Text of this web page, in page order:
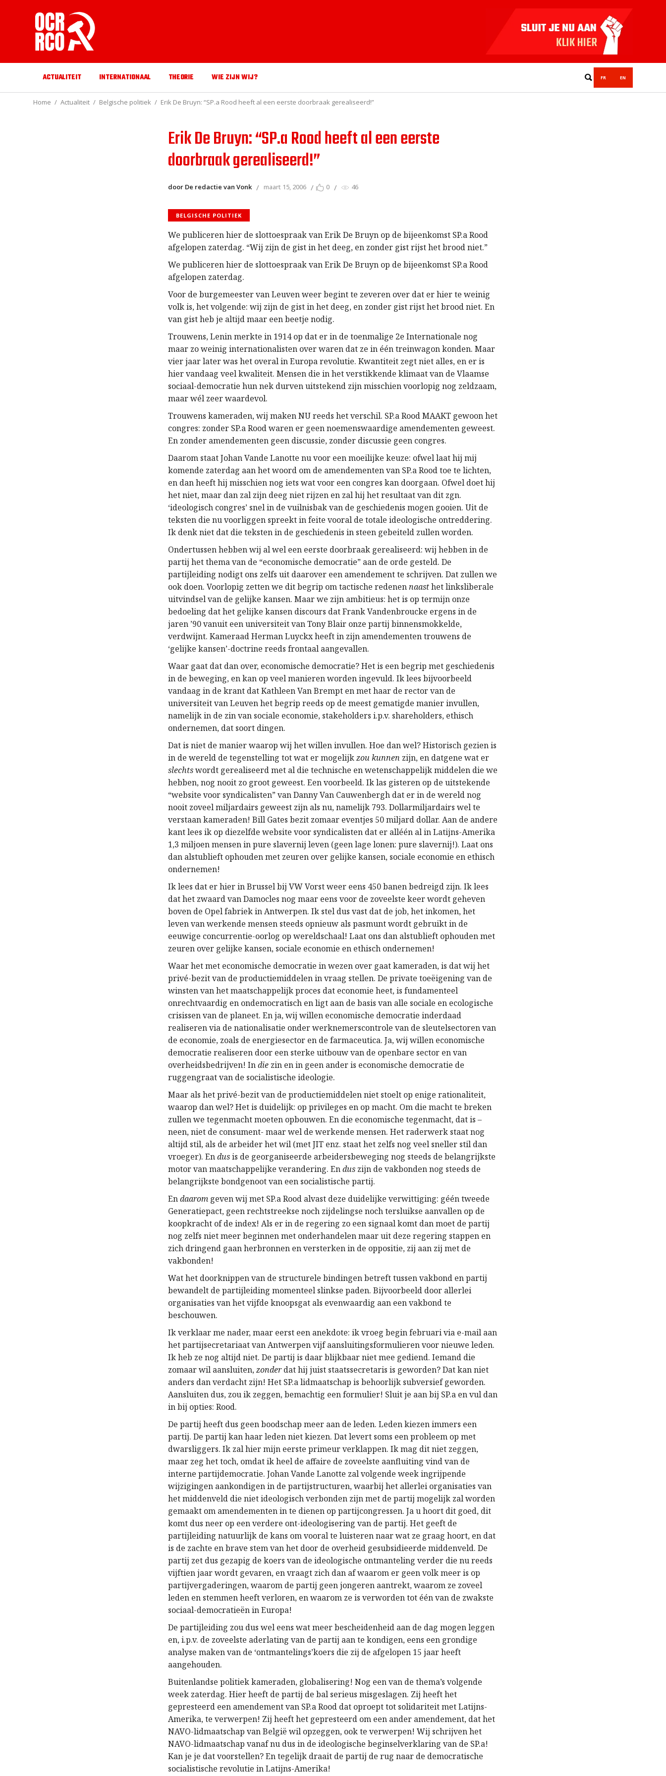
ACTUALITEIT INTERNATIONAAL THEORIE WIE ZIJN WIJ? FR EN
Home Actualiteit Belgische politiek Erik De Bruyn: “SP.a Rood heeft al een eerste doorbraak gerealiseerd!”
Erik De Bruyn: “SP.a Rood heeft al een eerste
doorbraak gerealiseerd!”
door De redactie van Vonk maart 15, 2006 0 46
BELGISCHE POLITIEK
We publiceren hier de slottoespraak van Erik De Bruyn op de bijeenkomst SP.a Rood
afgelopen zaterdag. “Wij zijn de gist in het deeg, en zonder gist rijst het brood niet.”
We publiceren hier de slottoespraak van Erik De Bruyn op de bijeenkomst SP.a Rood
afgelopen zaterdag.
Voor de burgemeester van Leuven weer begint te zeveren over dat er hier te weinig
volk is, het volgende: wij zijn de gist in het deeg, en zonder gist rijst het brood niet. En
van gist heb je altijd maar een beetje nodig.
Trouwens, Lenin merkte in 1914 op dat er in de toenmalige 2e Internationale nog
maar zo weinig internationalisten over waren dat ze in één treinwagon konden. Maar
vier jaar later was het overal in Europa revolutie. Kwantiteit zegt niet alles, en er is
hier vandaag veel kwaliteit. Mensen die in het verstikkende klimaat van de Vlaamse
sociaal-democratie hun nek durven uitstekend zijn misschien voorlopig nog zeldzaam,
maar wél zeer waardevol.
Trouwens kameraden, wij maken NU reeds het verschil. SP.a Rood MAAKT gewoon het
congres: zonder SP.a Rood waren er geen noemenswaardige amendementen geweest.
En zonder amendementen geen discussie, zonder discussie geen congres.
Daarom staat Johan Vande Lanotte nu voor een moeilijke keuze: ofwel laat hij mij
komende zaterdag aan het woord om de amendementen van SP.a Rood toe te lichten,
en dan heeft hij misschien nog iets wat voor een congres kan doorgaan. Ofwel doet hij
het niet, maar dan zal zijn deeg niet rijzen en zal hij het resultaat van dit zgn.
‘ideologisch congres’ snel in de vuilnisbak van de geschiedenis mogen gooien. Uit de
teksten die nu voorliggen spreekt in feite vooral de totale ideologische ontreddering.
Ik denk niet dat die teksten in de geschiedenis in steen gebeiteld zullen worden.
Ondertussen hebben wij al wel een eerste doorbraak gerealiseerd: wij hebben in de
partij het thema van de “economische democratie” aan de orde gesteld. De
partijleiding nodigt ons zelfs uit daarover een amendement te schrijven. Dat zullen we
ook doen. Voorlopig zetten we dit begrip om tactische redenennaasthet linksliberale
uitvindsel van de gelijke kansen. Maar we zijn ambitieus: het is op termijn onze
bedoeling dat het gelijke kansen discours dat Frank Vandenbroucke ergens in de
jaren ’90 vanuit een universiteit van Tony Blair onze partij binnensmokkelde,
verdwijnt. Kameraad Herman Luyckx heeft in zijn amendementen trouwens de
‘gelijke kansen’-doctrine reeds frontaal aangevallen.
Waar gaat dat dan over, economische democratie? Het is een begrip met geschiedenis
in de beweging, en kan op veel manieren worden ingevuld. Ik lees bijvoorbeeld
vandaag in de krant dat Kathleen Van Brempt en met haar de rector van de
universiteit van Leuven het begrip reeds op de meest gematigde manier invullen,
namelijk in de zin van sociale economie, stakeholders i.p.v. shareholders, ethisch
ondernemen, dat soort dingen.
Dat is niet de manier waarop wij het willen invullen. Hoe dan wel? Historisch gezien is
in de wereld de tegenstelling tot wat er mogelijkzou kunnen zijn, en datgene wat er
slechtswordt gerealiseerd met al die technische en wetenschappelijk middelen die we
hebben, nog nooit zo groot geweest. Een voorbeeld. Ik las gisteren op de uitstekende
“website voor syndicalisten” van Danny Van Cauwenbergh dat er in de wereld nog
nooit zoveel miljardairs geweest zijn als nu, namelijk 793. Dollarmiljardairs wel te
verstaan kameraden! Bill Gates bezit zomaar eventjes 50 miljard dollar. Aan de andere
kant lees ik op diezelfde website voor syndicalisten dat er alléén al in Latijns-Amerika
1,3 miljoen mensen in pure slavernij leven (geen lage lonen: pure slavernij!). Laat ons
dan alstublieft ophouden met zeuren over gelijke kansen, sociale economie en ethisch
ondernemen!
Ik lees dat er hier in Brussel bij VW Vorst weer eens 450 banen bedreigd zijn. Ik lees
dat het zwaard van Damocles nog maar eens voor de zoveelste keer wordt geheven
boven de Opel fabriek in Antwerpen. Ik stel dus vast dat de job, het inkomen, het
leven van werkende mensen steeds opnieuw als pasmunt wordt gebruikt in de
eeuwige concurrentie-oorlog op wereldschaal! Laat ons dan alstublieft ophouden met
zeuren over gelijke kansen, sociale economie en ethisch ondernemen!
Waar het met economische democratie in wezen over gaat kameraden, is dat wij het
privé-bezit van de productiemiddelen in vraag stellen. De private toeëigening van de
winsten van het maatschappelijk proces dat economie heet, is fundamenteel
onrechtvaardig en ondemocratisch en ligt aan de basis van alle sociale en ecologische
crisissen van de planeet. En ja, wij willen economische democratie inderdaad
realiseren via de nationalisatie onder werknemerscontrole van de sleutelsectoren van
de economie, zoals de energiesector en de farmaceutica. Ja, wij willen economische
democratie realiseren door een sterke uitbouw van de openbare sector en van
overheidsbedrijven! Indie zin en in geen ander is economische democratie de
ruggengraat van de socialistische ideologie.
Maar als het privé-bezit van de productiemiddelen niet stoelt op enige rationaliteit,
waarop dan wel? Het is duidelijk: op privileges en op macht. Om die macht te breken
zullen we tegenmacht moeten opbouwen. En die economische tegenmacht, dat is –
neen, niet de consument- maar wel de werkende mensen. Het raderwerk staat nog
altijd stil, als de arbeider het wil (met JIT enz. staat het zelfs nog veel sneller stil dan
vroeger). Endusis de georganiseerde arbeidersbeweging nog steeds de belangrijkste
motor van maatschappelijke verandering. Endus zijn de vakbonden nog steeds de
belangrijkste bondgenoot van een socialistische partij.
Endaarom geven wij met SP.a Rood alvast deze duidelijke verwittiging: géén tweede
Generatiepact, geen rechtstreekse noch zijdelingse noch tersluikse aanvallen op de
koopkracht of de index! Als er in de regering zo een signaal komt dan moet de partij
nog zelfs niet meer beginnen met onderhandelen maar uit deze regering stappen en
zich dringend gaan herbronnen en versterken in de oppositie, zij aan zij met de
vakbonden!
Wat het doorknippen van de structurele bindingen betreft tussen vakbond en partij
bewandelt de partijleiding momenteel slinkse paden. Bijvoorbeeld door allerlei
organisaties van het vijfde knoopsgat als evenwaardig aan een vakbond te
beschouwen.
Ik verklaar me nader, maar eerst een anekdote: ik vroeg begin februari via e-mail aan
het partijsecretariaat van Antwerpen vijf aansluitingsformulieren voor nieuwe leden.
Ik heb ze nog altijd niet. De partij is daar blijkbaar niet mee gediend. Iemand die
zomaar wil aansluiten,zonderdat hij juist staatssecretaris is geworden? Dat kan niet
anders dan verdacht zijn! Het SP.a lidmaatschap is behoorlijk subversief geworden.
Aansluiten dus, zou ik zeggen, bemachtig een formulier! Sluit je aan bij SP.a en vul dan
in bij opties: Rood.
De partij heeft dus geen boodschap meer aan de leden. Leden kiezen immers een
partij. De partij kan haar leden niet kiezen. Dat levert soms een probleem op met
dwarsliggers. Ik zal hier mijn eerste primeur verklappen. Ik mag dit niet zeggen,
maar zeg het toch, omdat ik heel de affaire de zoveelste aanfluiting vind van de
interne partijdemocratie. Johan Vande Lanotte zal volgende week ingrijpende
wijzigingen aankondigen in de partijstructuren, waarbij het allerlei organisaties van
het middenveld die niet ideologisch verbonden zijn met de partij mogelijk zal worden
gemaakt om amendementen in te dienen op partijcongressen. Ja u hoort dit goed, dit
komt dus neer op een verdere ont-ideologisering van de partij. Het geeft de
partijleiding natuurlijk de kans om vooral te luisteren naar wat ze graag hoort, en dat
is de zachte en brave stem van het door de overheid gesubsidieerde middenveld. De
partij zet dus gezapig de koers van de ideologische ontmanteling verder die nu reeds
vijftien jaar wordt gevaren, en vraagt zich dan af waarom er geen volk meer is op
partijvergaderingen, waarom de partij geen jongeren aantrekt, waarom ze zoveel
leden en stemmen heeft verloren, en waarom ze is verworden tot één van de zwakste
sociaal-democratieën in Europa!
De partijleiding zou dus wel eens wat meer bescheidenheid aan de dag mogen leggen
en, i.p.v. de zoveelste aderlating van de partij aan te kondigen, eens een grondige
analyse maken van de ‘ontmantelings’koers die zij de afgelopen 15 jaar heeft
aangehouden.
Buitenlandse politiek kameraden, globalisering! Nog een van de thema’s volgende
week zaterdag. Hier heeft de partij de bal serieus misgeslagen. Zij heeft het
gepresteerd een amendement van SP.a Rood dat oproept tot solidariteit met Latijns-
Amerika, te verwerpen! Zij heeft het gepresteerd om een ander amendement, dat het
NAVO-lidmaatschap van België wil opzeggen, ook te verwerpen! Wij schrijven het
NAVO-lidmaatschap vanaf nu dus in de ideologische beginselverklaring van de SP.a!
Kan je je dat voorstellen? En tegelijk draait de partij de rug naar de democratische
socialistische revolutie in Latijns-Amerika!